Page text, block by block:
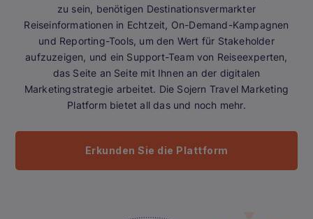
zu sein, benötigen Destinationsvermarkter
Reiseinformationen in Echtzeit, On-Demand-Kampagnen
und Reporting-Tools, um den Wert für Stakeholder
aufzuzeigen, und ein Support-Team von Reiseexperten,
das Seite an Seite mit Ihnen an der digitalen
Marketingstrategie arbeitet. Die Sojern Travel Marketing
Platform bietet all das und noch mehr.
Erkunden Sie die Plattform